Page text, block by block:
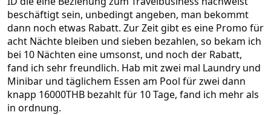
beschäftigt sein, unbedingt angeben, man bekommt
dann noch etwas Rabatt. Zur Zeit gibt es eine Promo für
acht Nächte bleiben und sieben bezahlen, so bekam ich
bei 10 Nächten eine umsonst, und noch der Rabatt,
fand ich sehr freundlich. Hab mit zwei mal Laundry und
Minibar und täglichem Essen am Pool für zwei dann
knapp 16000THB bezahlt für 10 Tage, fand ich mehr als
in ordnung.